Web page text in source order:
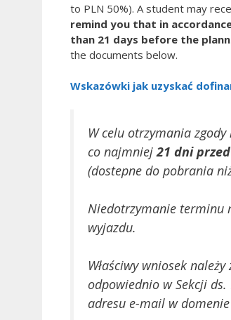
to PLN 50%). A student may
remind you that in
than 21 days before the
the documents below.
Wskazówki jak uzyskać
W celu otrzymania
co najmniej21 dni
(dostepne do pobrania
Niedotrzymanie terminu
wyjazdu.
Właściwy wniosek
odpowiednio w Sekcji
adresu e-mail w